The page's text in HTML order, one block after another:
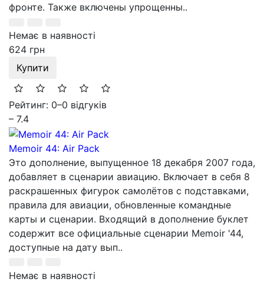
фронте. Также включены упрощенны..
Немає в наявності
624 грн
Купити
Рейтинг: 0–0 відгуків
– 7.4
Memoir 44: Air Pack
Это дополнение, выпущенное 18 декабря 2007 года,
добавляет в сценарии авиацию. Включает в себя 8
раскрашенных фигурок самолётов с подставками,
правила для авиации, обновленные командные
карты и сценарии. Входящий в дополнение буклет
содержит все официальные сценарии Memoir '44,
доступные на дату вып..
Немає в наявності